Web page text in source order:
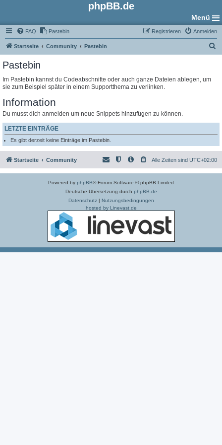
phpBB.de
Menü
FAQ Pastebin Anmelden
Registrieren
Startseite Community Pastebin
Pastebin
Im Pastebin kannst du Codeabschnitte oder auch ganze Dateien ablegen, um
sie zum Beispiel später in einem Supportthema zu verlinken.
Information
Du musst dich anmelden um neue Snippets hinzufügen zu können.
LETZTE EINTRÄGE
Es gibt derzeit keine Einträge im Pastebin.
Startseite Community Alle Zeiten sind UTC+02:00
Powered by phpBB® Forum Software © phpBB Limited
Deutsche Übersetzung durch phpBB.de
Datenschutz|
Nutzungsbedingungen
hosted by Linevast.de